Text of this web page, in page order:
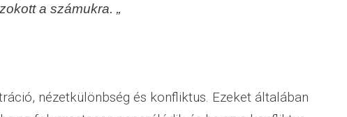
a számukra. „
nézetkülönbség és konfliktus. Ezeket általában